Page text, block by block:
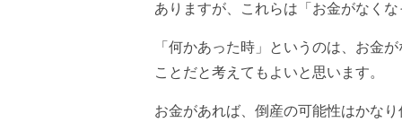
ありますが、これらは「お金がなく
「何かあった時」というのは、お金
ことだと考えてもよいと思います。
お金があれば、倒産の可能性はかなり